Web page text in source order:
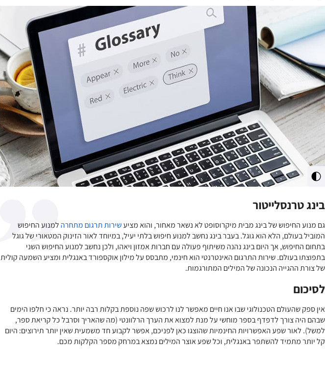
מתג
בינג טרנסלייטור
גם מנוע החיפוש של בינג מבית מיקרוסופט לא נשאר מאחור, והוא מציעשירות תרגום מתחרה למנוע החיפוש
המוביל בעולם, הלא הוא גוגל. בעבר בינג נחשב למנוע חיפוש בלתי יעיל, במיוחד לאור הזינוק המטאורי של גוגל
בתחום החיפוש, אך היום בינג נהנה משיתוף פעולה עם חברות אמזון ויאהו, ולכן נחשב למנוע החיפוש השני
בתפוצתו בעולם. שירות התרגום האינטרנטי הוא חינמי, מתבסס על מילון אוקספורד באנגלית ומציע השמעה קולית
של צורת ההגייה הנכונה של המילים המתורגמות.
לסיכום
אין ספק שהעולם הטכנולוגי שבו אנו חיים מאפשר לנו לרכוש שפה נוספת בקלות רבה יותר. נראה כי חלפו הימים
שבהם היה צורך לדפדף בספר מוחשי על מנת למצוא את הערך הרלוונטי (מה שהאריך וסרבל כל קריאת ספר,
למשל). לאור שפע האפשרויות החינמיות שהוצגו כאן לפניכם, אפשר לקבוע חד משמעית שאין יותר תירוצים: היום
קל יותר מתמיד להשתפר באנגלית, וכל שפע אוצר המילים נמצא במרחק מספר הקלקות מכם.